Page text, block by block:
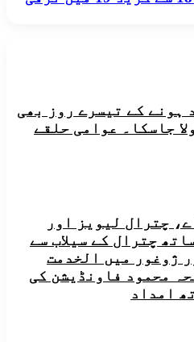
ہونے کے تیسرے روز بھی
جاسکا۔ عوامی حلقے
ایم اے، چترال لیویز اور
چترال کے سیلاب سے
ژوغور میں الخدمت
محمود فاونڈیشن کی
امداد